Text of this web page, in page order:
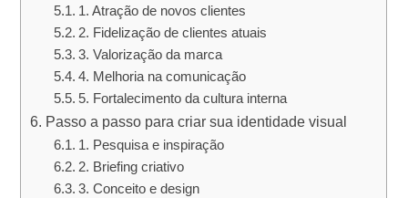
1. Atração de novos clientes
2. Fidelização de clientes atuais
3. Valorização da marca
4. Melhoria na comunicação
5. Fortalecimento da cultura interna
Passo a passo para criar sua identidade visual
1. Pesquisa e inspiração
2. Briefing criativo
3. Conceito e design